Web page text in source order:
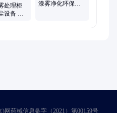
处理柜
设备 干
漆雾净化环保处
药械信息备字（2021）第00159号